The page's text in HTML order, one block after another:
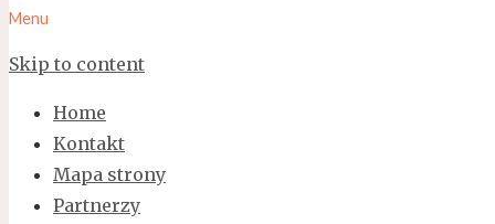
Menu
Skip to content
Home
Kontakt
Mapa strony
Partnerzy